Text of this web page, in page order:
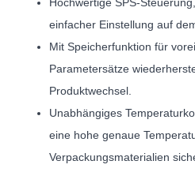
einfacher Einstellung auf
Mit Speicherfunktion für
Parametersätze
Produktwechsel.
Unabhängiges
eine hohe genaue
Verpackungsmaterialien